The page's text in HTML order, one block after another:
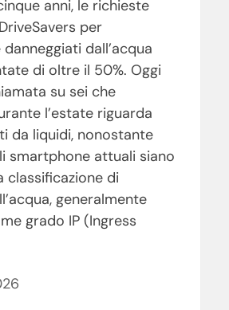
anni, le richieste
per
dall’acqua
di oltre il 50%. Oggi
su sei che
l’estate riguarda
da liquidi, nonostante
smartphone attuali siano
classificazione di
generalmente
grado IP (Ingress